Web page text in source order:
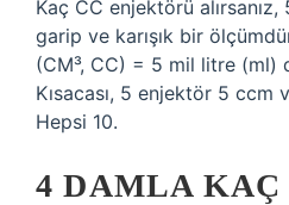
Kaç CC enjektörü
garip ve karışık bir
(CM³, CC) = 5 mil litre (ml)
Kısacası, 5 enjektör 5 ccm
Hepsi 10.
4 DAMLA KAÇ